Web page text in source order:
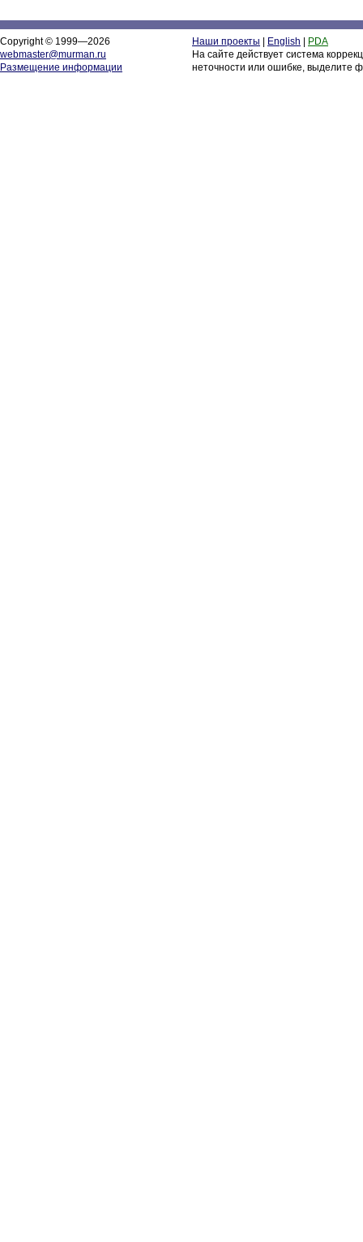
Copyright © 1999—2026
webmaster@murman.ru
Размещение информации
Наши проекты English
PDA
На сайте действует система
неточности или ошибке, выделите